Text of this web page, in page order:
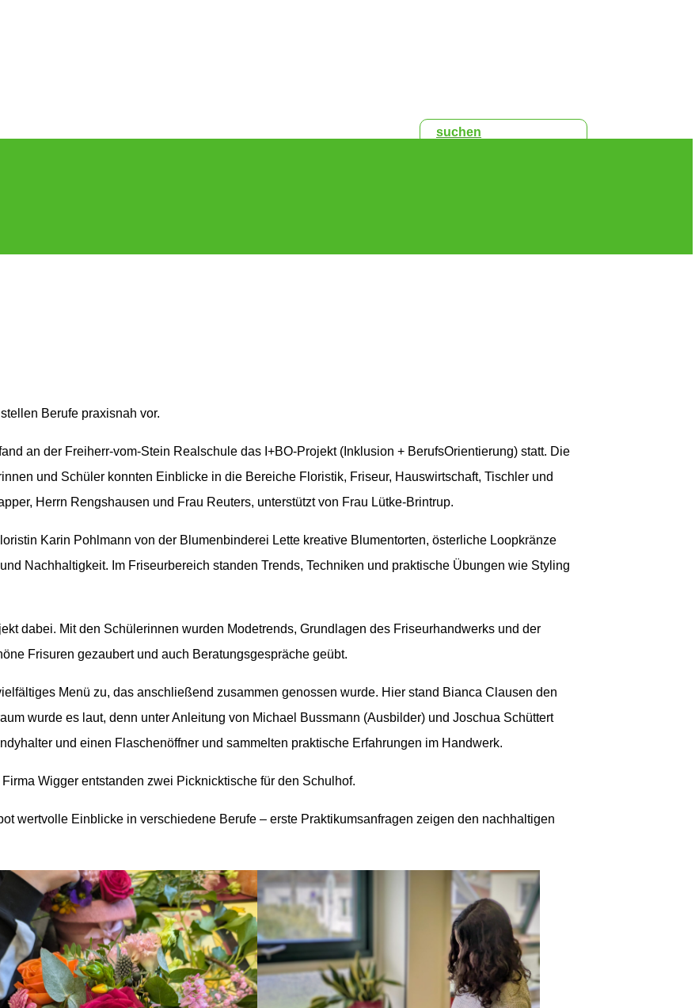
Berufe praxisnah vor.
an der Freiherr-vom-Stein Realschule das I+BO-Projekt (Inklusion + BerufsOrientierung) statt. Die
und Schüler konnten Einblicke in die Bereiche Floristik, Friseur, Hauswirtschaft, Tischler und
Herrn Rengshausen und Frau Reuters, unterstützt von Frau Lütke-Brintrup.
Karin Pohlmann von der Blumenbinderei Lette kreative Blumentorten, österliche Loopkränze
Nachhaltigkeit. Im Friseurbereich standen Trends, Techniken und praktische Übungen wie Styling
dabei. Mit den Schülerinnen wurden Modetrends, Grundlagen des Friseurhandwerks und der
Frisuren gezaubert und auch Beratungsgespräche geübt.
Menü zu, das anschließend zusammen genossen wurde. Hier stand Bianca Clausen den
wurde es laut, denn unter Anleitung von Michael Bussmann (Ausbilder) und Joschua Schüttert
und einen Flaschenöffner und sammelten praktische Erfahrungen im Handwerk.
Wigger entstanden zwei Picknicktische für den Schulhof.
wertvolle Einblicke in verschiedene Berufe – erste Praktikumsanfragen zeigen den nachhaltigen